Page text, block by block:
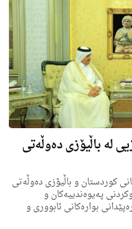
له‌ باڵیۆزی ده‌وڵه‌تی
كوردستان و باڵیۆزی ده‌وڵه‌تی
په‌یوه‌ندییه‌كان و
بواره‌كانى ئابوورى و